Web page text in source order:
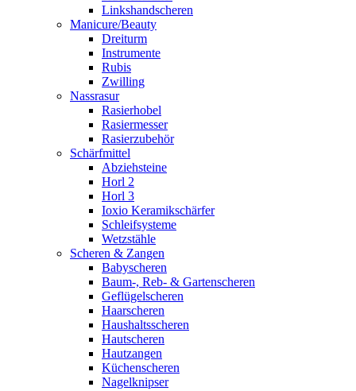
Linkshandscheren
Manicure/Beauty
Dreiturm
Instrumente
Rubis
Zwilling
Nassrasur
Rasierhobel
Rasiermesser
Rasierzubehör
Schärfmittel
Abziehsteine
Horl 2
Horl 3
Ioxio Keramikschärfer
Schleifsysteme
Wetzstähle
Scheren & Zangen
Babyscheren
Baum-, Reb- & Gartenscheren
Geflügelscheren
Haarscheren
Haushaltsscheren
Hautscheren
Hautzangen
Küchenscheren
Nagelknipser